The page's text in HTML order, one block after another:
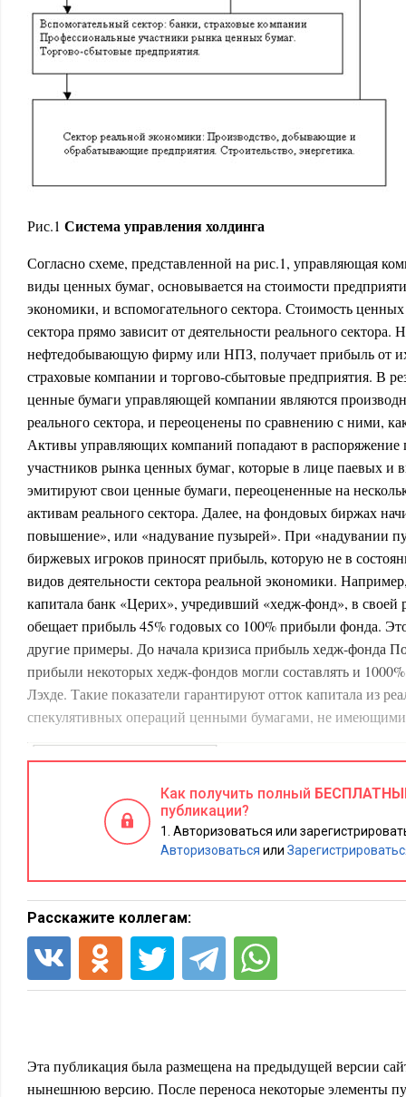
Рис.1 Система управления холдинга
Согласно схеме, представленной на рис.1, управляющая
виды ценных бумаг, основывается на стоимости
экономики, и вспомогательного сектора. Стоимость
сектора прямо зависит от деятельности реального сектора.
нефтедобывающую фирму или НПЗ, получает прибыль от их
страховые компании и торгово-сбытовые предприятия. В
ценные бумаги управляющей компании являются
реального сектора, и переоценены по сравнению с ними,
Активы управляющих компаний попадают в распоряжение
участников рынка ценных бумаг, которые в лице паевых и
эмитируют свои ценные бумаги, переоцененные на
активам реального сектора. Далее, на фондовых биржах
повышение», или «надувание пузырей». При «надувании
биржевых игроков приносят прибыль, которую не в
видов деятельности сектора реальной экономики.
капитала банк «Церих», учредивший «хедж-фонд», в своей
обещает прибыль 45% годовых со 100% прибыли фонда.
другие примеры. До начала кризиса прибыль хедж-фонда
прибыли некоторых хедж-фондов могли составлять и
Лэхде. Такие показатели гарантируют отток капитала из
спекулятивных операций ценными бумагами, не имеющими
Как получить полный
публикации?
Авторизоваться или
Авторизоваться или
Расскажите коллегам:
Эта публикация была размещена на предыдущей версии
нынешнюю версию. После переноса некоторые элементы